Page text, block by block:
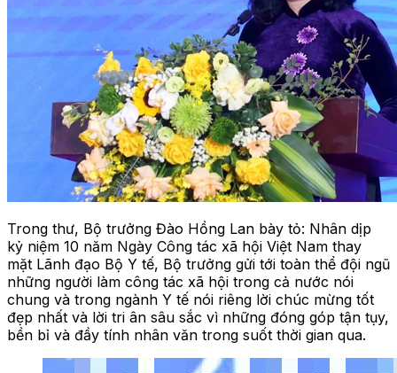
Trong thư, Bộ trưởng Đào Hồng Lan bày tỏ: Nhân dịp
kỷ niệm 10 năm Ngày Công tác xã hội Việt Nam thay
mặt Lãnh đạo Bộ Y tế, Bộ trưởng gửi tới toàn thể đội ngũ
những người làm công tác xã hội trong cả nước nói
chung và trong ngành Y tế nói riêng lời chúc mừng tốt
đẹp nhất và lời tri ân sâu sắc vì những đóng góp tận tụy,
bền bỉ và đầy tính nhân văn trong suốt thời gian qua.